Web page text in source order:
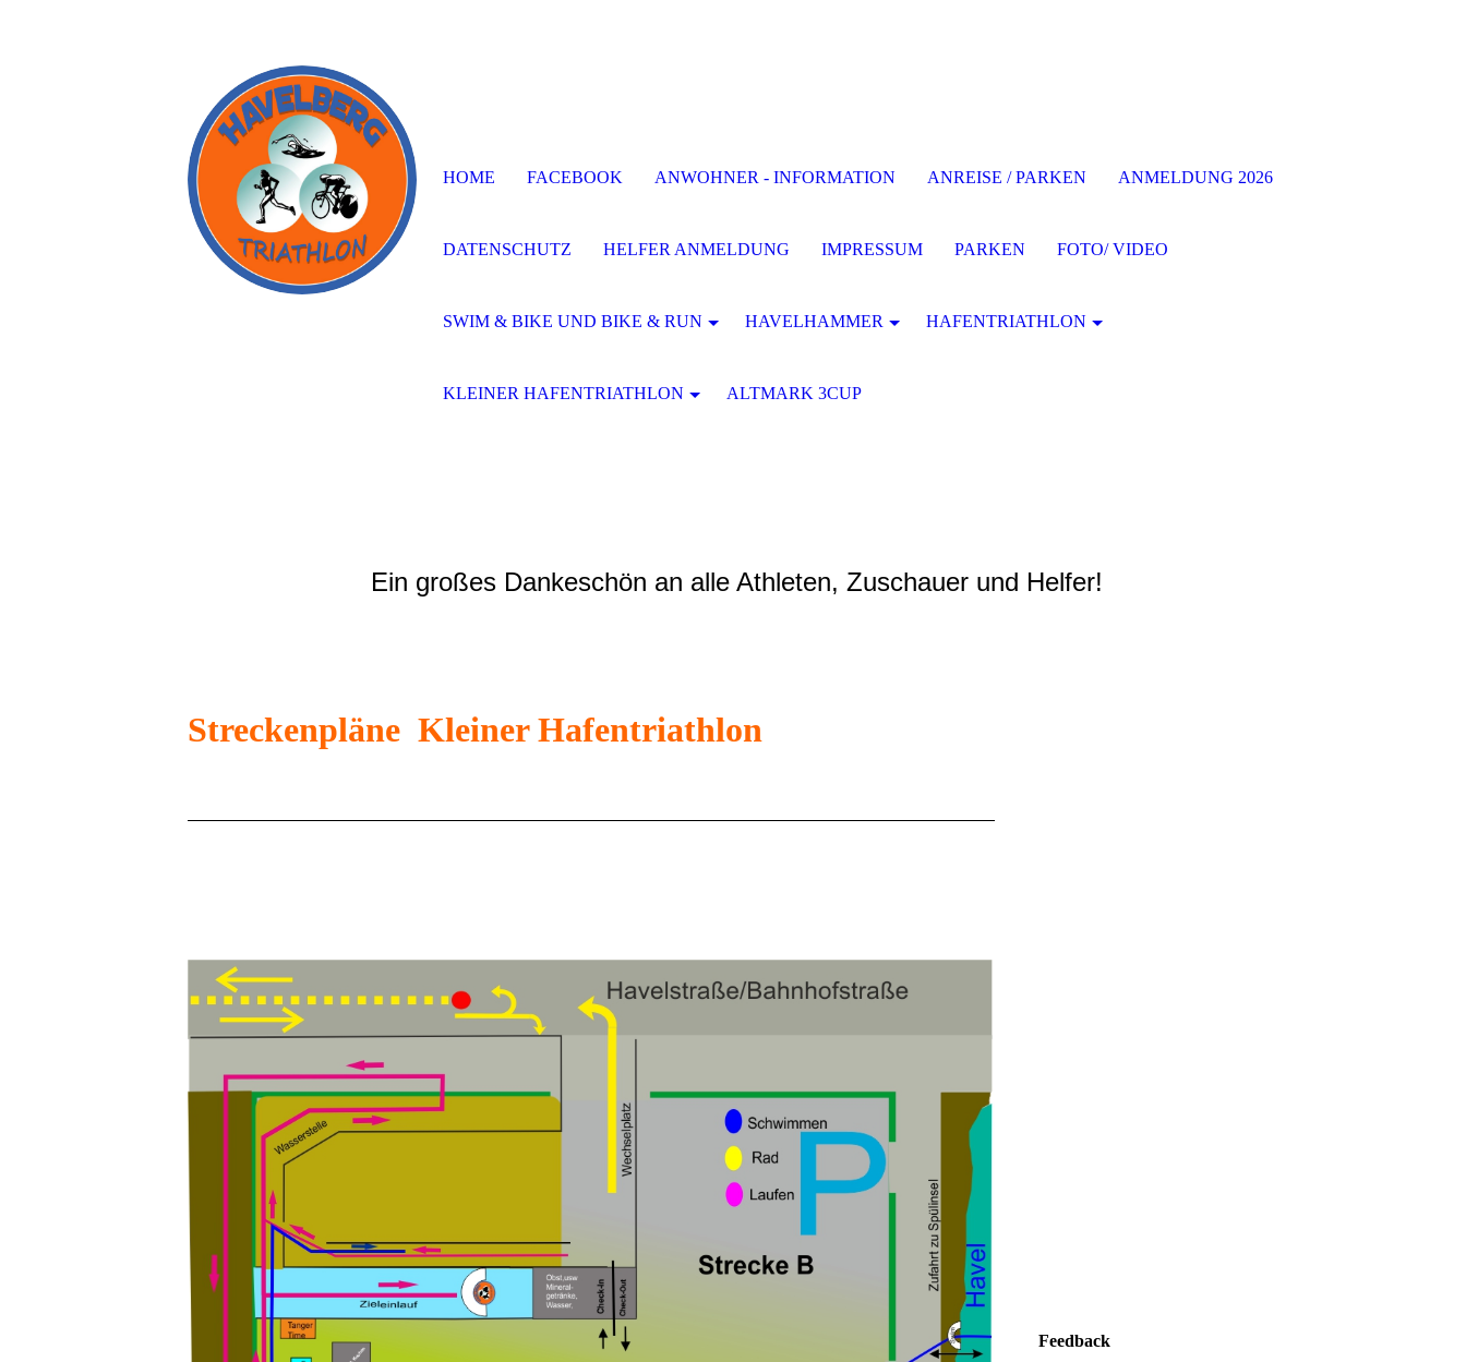
Ein großes Dankeschön an alle Athleten, Zuschauer und Helfer!
Streckenpläne Kleiner Hafentriathlon
Feedback
HOME FACEBOOK ANWOHNER - INFORMATION ANREISE / PARKEN ANMELDUNG 2026
DATENSCHUTZ HELFER ANMELDUNG IMPRESSUM PARKEN FOTO/ VIDEO
SWIM & BIKE UND BIKE & RUN HAVELHAMMER HAFENTRIATHLON
KLEINER HAFENTRIATHLON ALTMARK 3CUP